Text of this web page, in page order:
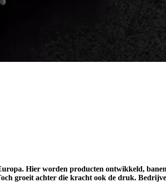
Hier worden producten ontwikkeld,
groeit achter die kracht ook de druk.